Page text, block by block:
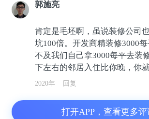
郭施亮
肯定是毛坯啊，虽说装修公司
坑100倍。开发商精装修3000
不及我们自己拿3000每平去装
下左右的邻居入住比你晚，你就
2020年 回复
打开APP，查看更多评